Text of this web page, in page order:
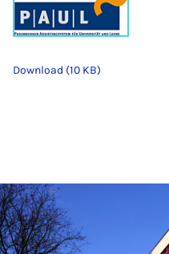
Download (10 KB)